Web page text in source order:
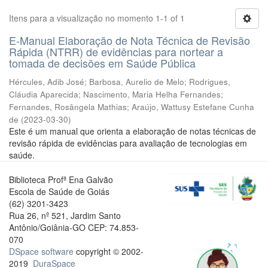
Itens para a visualização no momento 1-1 of 1
E-Manual Elaboração de Nota Técnica de Revisão
Rápida (NTRR) de evidências para nortear a
tomada de decisões em Saúde Pública
Hércules, Adib José; Barbosa, Aurelio de Melo; Rodrigues,
Cláudia Aparecida; Nascimento, Maria Helha Fernandes;
Fernandes, Rosângela Mathias; Araújo, Wattusy Estefane Cunha
de (2023-03-30)
Este é um manual que orienta a elaboração de notas técnicas de
revisão rápida de evidências para avaliação de tecnologias em
saúde.
Biblioteca Profª Ena Galvão
Escola de Saúde de Goiás
(62) 3201-3423
Rua 26, nº 521, Jardim Santo
Antônio/Goiânia-GO CEP: 74.853-
070
DSpace software copyright © 2002-
2019 DuraSpace